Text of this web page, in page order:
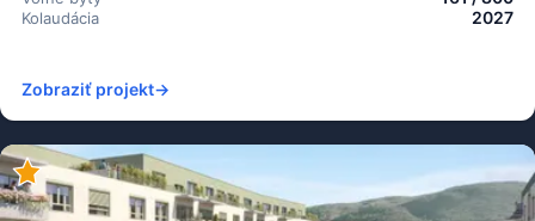
Kolaudácia 2027
Zobraziť projekt→